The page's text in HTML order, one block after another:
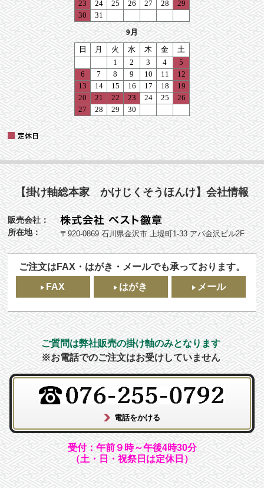
【掛け軸総本家 かけじくそうほんけ】会社情報
販売会社：
所在地：
〒920-0869 石川県金沢市 上堤町1-33 アパ金沢ビル2F
ご注文はFAX・はがき・メールでも承っております。
FAX
はがき メール
ご質問は弊社販売の掛け軸のみとなります
※お電話でのご注文はお受けしていません
受付：午前９時～午後4時30分
（土・日・祝祭日は定休日）